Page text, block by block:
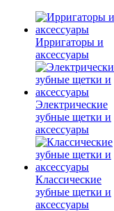
Ирригаторы и
аксессуары
Электрические
зубные щетки и
аксессуары
Классические
зубные щетки и
аксессуары